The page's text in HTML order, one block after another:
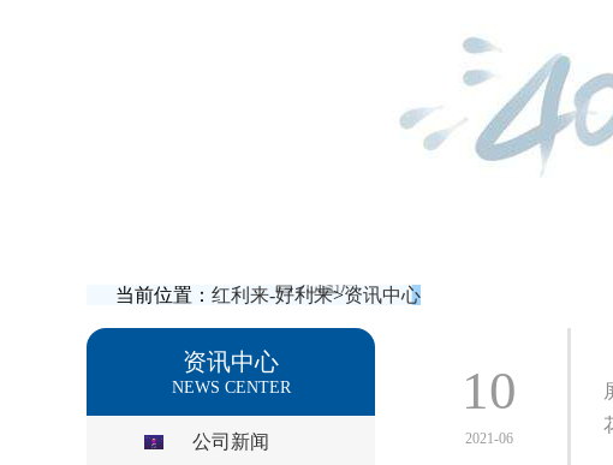
当前位置： 红利来-好利来>资讯中心
资讯中心
NEWS CENTER
公司新闻
10
2021-06